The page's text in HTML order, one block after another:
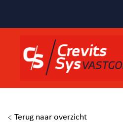
Terug naar overzicht